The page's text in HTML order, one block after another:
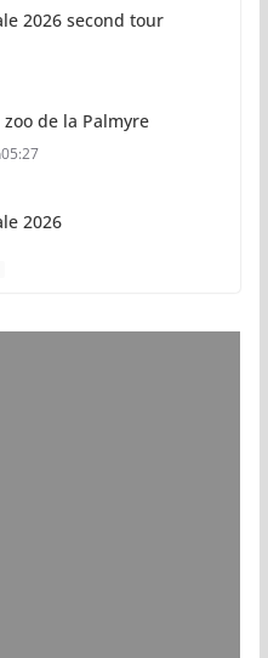
2026 second tour
de la Palmyre
2026